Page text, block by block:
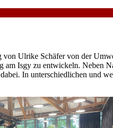
Ulrike Schäfer von der
Isgy zu entwickeln. Neben
In unterschiedlichen und